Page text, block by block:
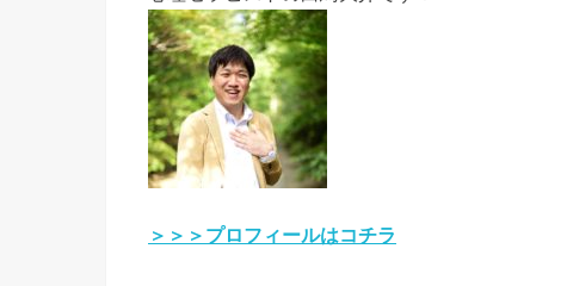
＞＞＞プロフィールはコチラ